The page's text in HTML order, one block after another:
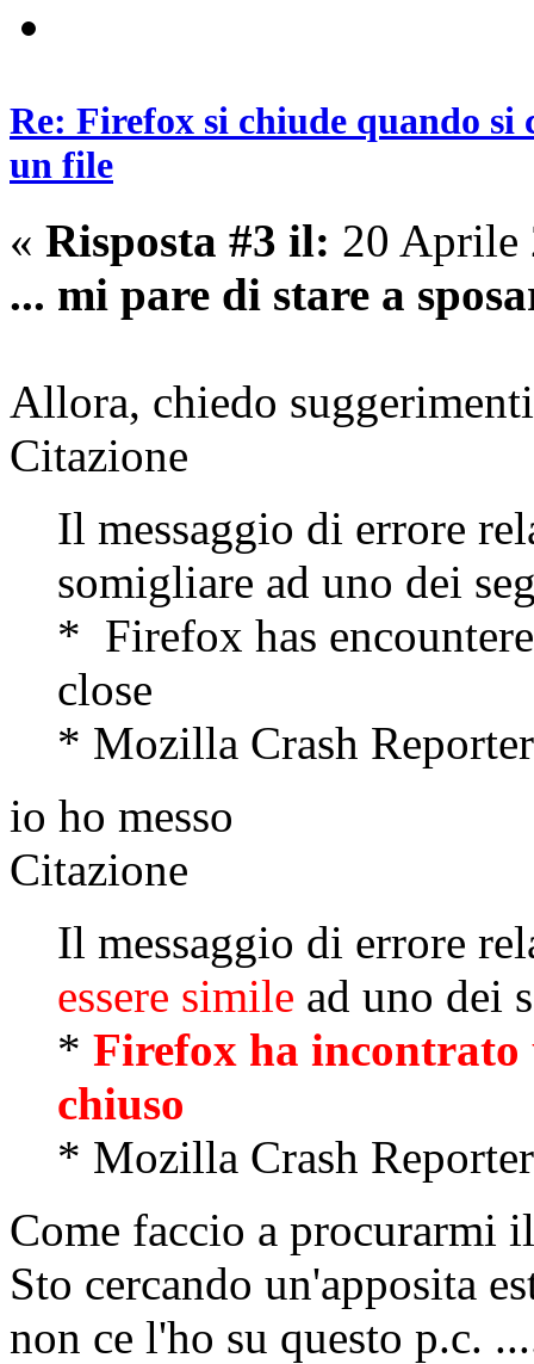
Re: Firefox si chiude quando
un file
« Risposta #3 il: 20 Aprile
... mi pare di stare a
Allora, chiedo
Citazione
Il messaggio di errore
somigliare ad uno dei
* Firefox has
close
* Mozilla Crash Reporter
io ho messo
Citazione
Il messaggio di errore
essere simile ad uno dei
* Firefox ha incontrato
chiuso
* Mozilla Crash Reporter
Come faccio a procurarmi
Sto cercando un'apposita
non ce l'ho su questo p.c.